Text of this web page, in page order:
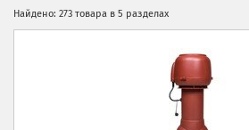
Найдено: 273 товара в 5 разделах